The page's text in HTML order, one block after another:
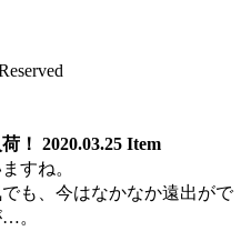
！ 2020.03.25 Item
すね。
も、今はなかなか遠出がで
。